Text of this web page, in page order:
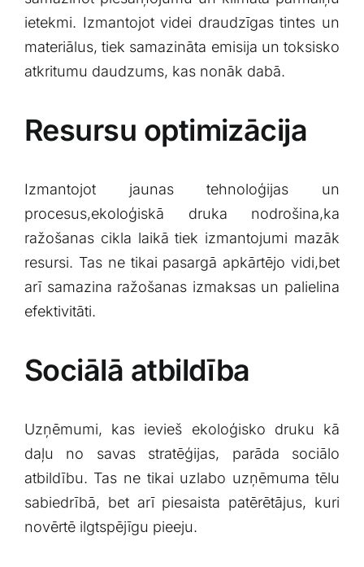
ietekmi. Izmantojot videi draudzīgas ​tintes un
materiālus, tiek⁢ samazināta emisija un toksisko
atkritumu ‌daudzums, kas nonāk dabā.
Resursu optimizācija
Izmantojot jaunas tehnoloģijas un
procesus,ekoloģiskā druka nodrošina,ka
ražošanas cikla laikā ​tiek izmantojumi mazāk
resursi. ‌Tas‌ ne tikai pasargā apkārtējo vidi,bet
arī samazina ražošanas​ izmaksas un palielina
efektivitāti.
Sociālā atbildība
Uzņēmumi,‍ kas ievieš ⁢ekoloģisko druku‍ kā
daļu no ‍savas stratēģijas, parāda sociālo
atbildību.‍ Tas​ ne ‍tikai uzlabo uzņēmuma tēlu
sabiedrībā, bet arī piesaista ‌patērētājus, ​kuri
novērtē ilgtspējīgu pieeju.